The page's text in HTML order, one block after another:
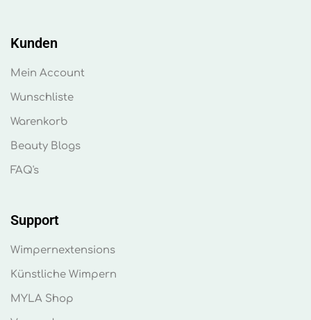
Kunden
Mein Account
Wunschliste
Warenkorb
Beauty Blogs
FAQ's
Support
Wimpernextensions
Künstliche Wimpern
MYLA Shop